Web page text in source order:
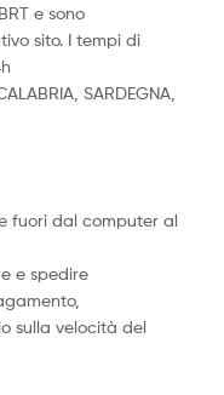
e sono
sito. I tempi di
SARDEGNA,
fuori dal computer al
e spedire
sulla velocità del